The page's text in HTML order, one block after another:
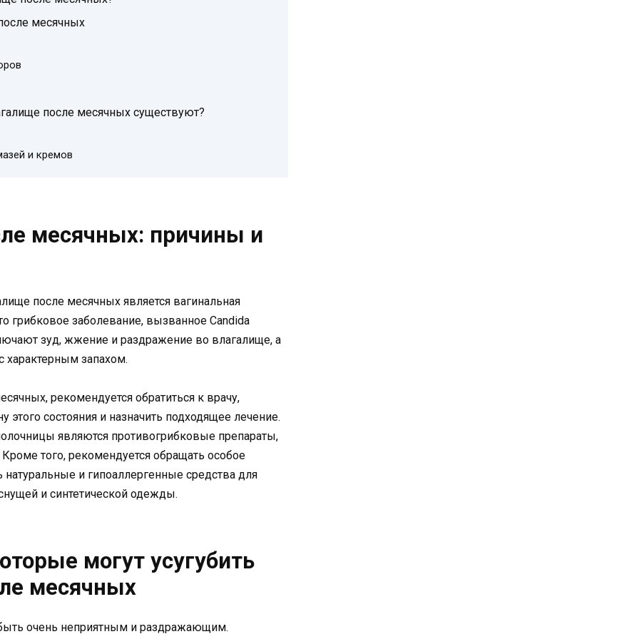
месячных
после месячных существуют?
и кремов
месячных: причины и
после месячных является вагинальная
грибковое заболевание, вызванное Candida
зуд, жжение и раздражение во влагалище, а
запахом.
рекомендуется обратиться к врачу,
состояния и назначить подходящее лечение.
являются противогрибковые препараты,
того, рекомендуется обращать особое
и гипоаллергенные средства для
и синтетической одежды.
могут усугубить
месячных
очень неприятным и раздражающим.